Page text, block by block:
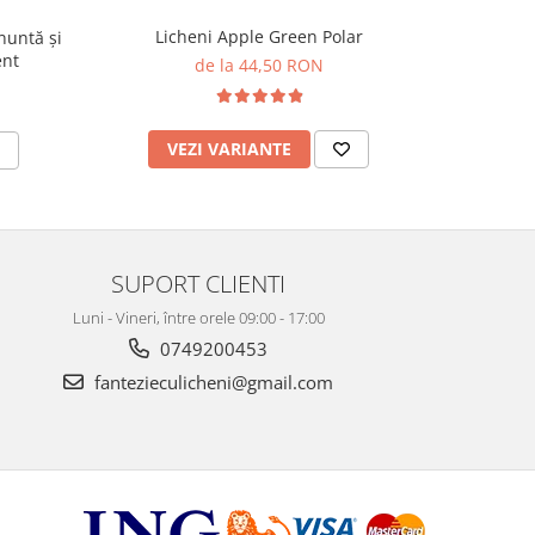
și
Licheni Apple Green Polar
de la 44,50 RON
VEZI VARIANTE
SUPORT CLIENTI
Luni - Vineri, între orele 09:00 - 17:00
0749200453
fantezieculicheni@gmail.com